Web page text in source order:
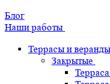
Блог
Наши работы
Террасы и
Закрытые